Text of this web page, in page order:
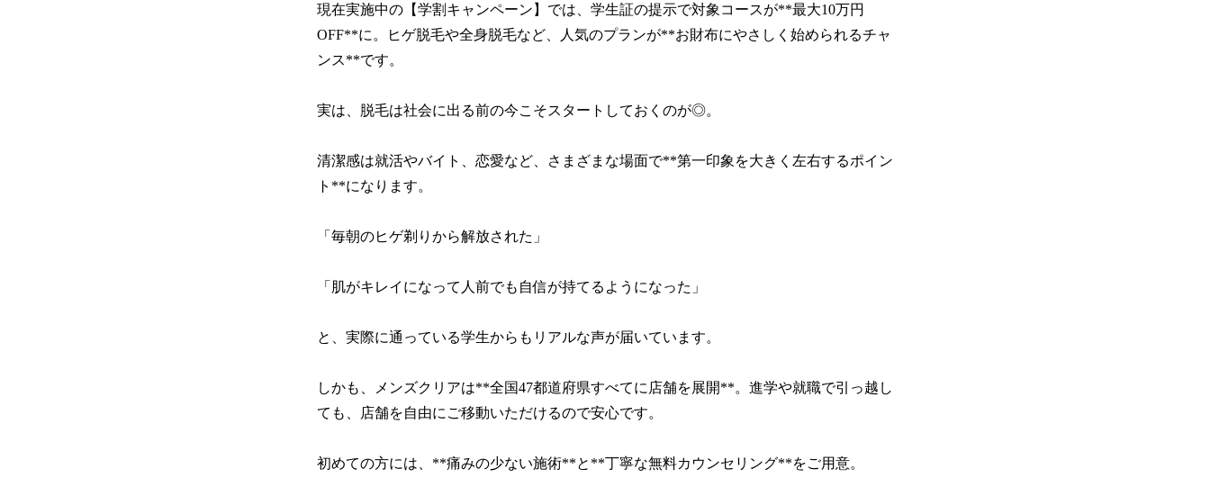
現在実施中の【学割キャンペーン】では、学生証の提示で対象コースが**最大10万円
OFF**に。ヒゲ脱毛や全身脱毛など、人気のプランが**お財布にやさしく始められるチャ
ンス**です。
実は、脱毛は社会に出る前の今こそスタートしておくのが◎。
清潔感は就活やバイト、恋愛など、さまざまな場面で**第一印象を大きく左右するポイン
ト**になります。
「毎朝のヒゲ剃りから解放された」
「肌がキレイになって人前でも自信が持てるようになった」
と、実際に通っている学生からもリアルな声が届いています。
しかも、メンズクリアは**全国47都道府県すべてに店舗を展開**。進学や就職で引っ越し
ても、店舗を自由にご移動いただけるので安心です。
初めての方には、**痛みの少ない施術**と**丁寧な無料カウンセリング**をご用意。